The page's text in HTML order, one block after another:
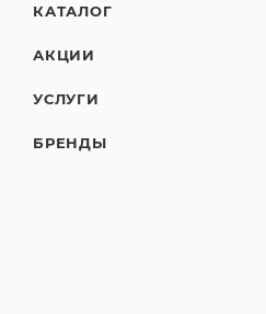
КАТАЛОГ
АКЦИИ
УСЛУГИ
БРЕНДЫ